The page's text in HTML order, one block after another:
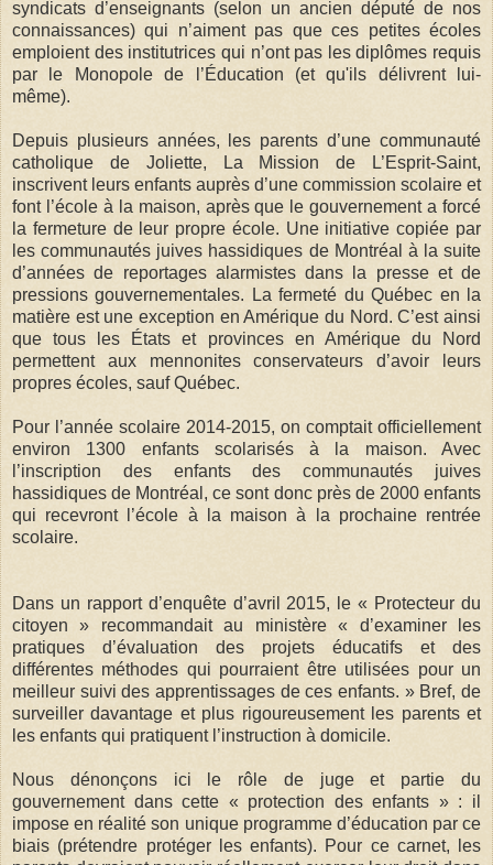
syndicats d’enseignants (selon un ancien député de nos
connaissances) qui n’aiment pas que ces petites écoles
emploient des institutrices qui n’ont pas les diplômes requis
par le Monopole de l’Éducation (et qu'ils délivrent lui-
même).
Depuis plusieurs années, les parents d’une communauté
catholique de Joliette, La Mission de L’Esprit-Saint,
inscrivent leurs enfants auprès d’une commission scolaire et
font l’école à la maison, après que le gouvernement a forcé
la fermeture de leur propre école. Une initiative copiée par
les communautés juives hassidiques de Montréal à la suite
d’années de reportages alarmistes dans la presse et de
pressions gouvernementales. La fermeté du Québec en la
matière est une exception en Amérique du Nord. C’est ainsi
que tous les États et provinces en Amérique du Nord
permettent aux mennonites conservateurs d’avoir leurs
propres écoles, sauf Québec.
Pour l’année scolaire 2014-2015, on comptait officiellement
environ 1300 enfants scolarisés à la maison. Avec
l’inscription des enfants des communautés juives
hassidiques de Montréal, ce sont donc près de 2000 enfants
qui recevront l’école à la maison à la prochaine rentrée
scolaire.
Dans un rapport d’enquête d’avril 2015, le « Protecteur du
citoyen » recommandait au ministère « d’examiner les
pratiques d’évaluation des projets éducatifs et des
différentes méthodes qui pourraient être utilisées pour un
meilleur suivi des apprentissages de ces enfants. » Bref, de
surveiller davantage et plus rigoureusement les parents et
les enfants qui pratiquent l’instruction à domicile.
Nous dénonçons ici le rôle de juge et partie du
gouvernement dans cette « protection des enfants » : il
impose en réalité son unique programme d’éducation par ce
biais (prétendre protéger les enfants). Pour ce carnet, les